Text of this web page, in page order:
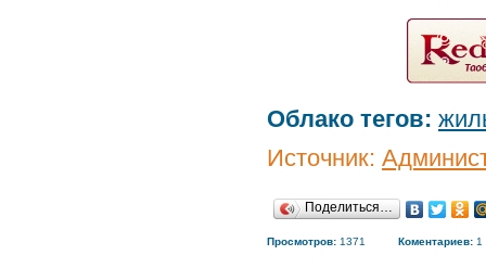
Облако тегов:
Источник:
Поделиться…
Просмотров: 1371 Коментариев: 1